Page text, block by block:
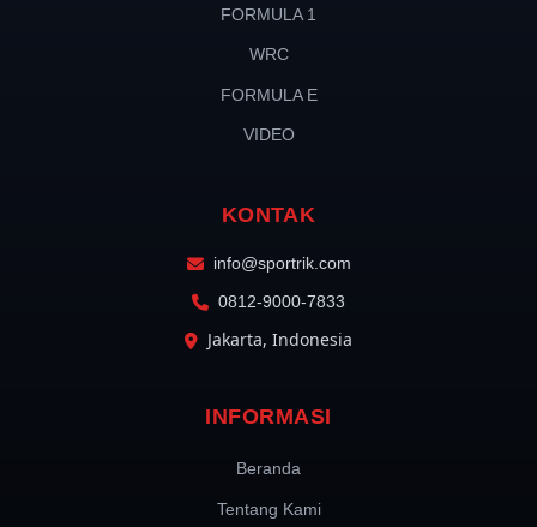
FORMULA 1
WRC
FORMULA E
VIDEO
KONTAK
info@sportrik.com
0812-9000-7833
Jakarta, Indonesia
INFORMASI
Beranda
Tentang Kami